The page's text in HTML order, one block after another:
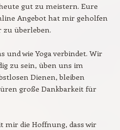
gut zu meistern. Eure
Angebot hat mir geholfen
überleben.
und wie Yoga verbindet. Wir
zu sein, üben uns im
Dienen, bleiben
große Dankbarkeit für
die Hoffnung, dass wir